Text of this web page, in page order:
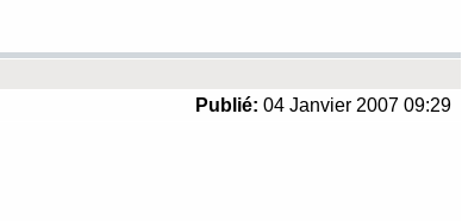
Publié: 04 Janvier 2007 09:29